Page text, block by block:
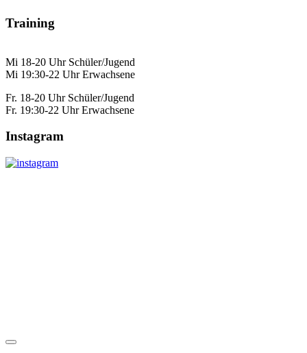
Training
Mi 18-20 Uhr Schüler/Jugend
Mi 19:30-22 Uhr Erwachsene
Fr. 18-20 Uhr Schüler/Jugend
Fr. 19:30-22 Uhr Erwachsene
Instagram